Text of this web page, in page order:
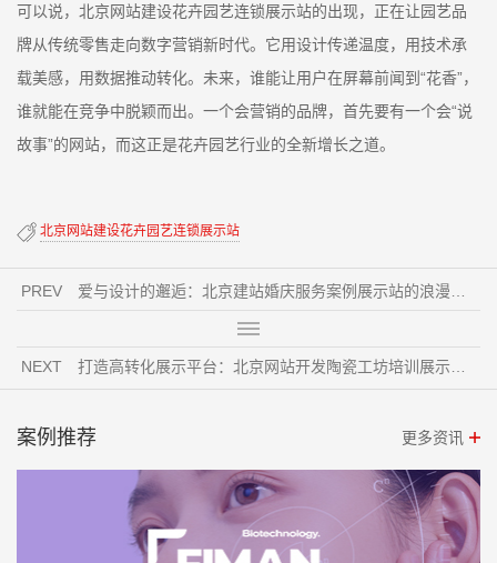
可以说，北京网站建设花卉园艺连锁展示站的出现，正在让园艺品
牌从传统零售走向数字营销新时代。它用设计传递温度，用技术承
载美感，用数据推动转化。未来，谁能让用户在屏幕前闻到“花香”，
谁就能在竞争中脱颖而出。一个会营销的品牌，首先要有一个会“说
故事”的网站，而这正是花卉园艺行业的全新增长之道。
北京网站建设花卉园艺连锁展示站
PREV
NEXT
案例推荐 更多资讯